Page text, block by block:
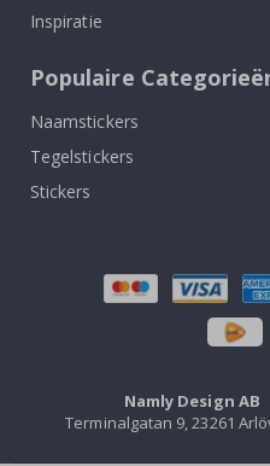
Inspiratie
Populaire
Naamstickers
Tegelstickers
Stickers
Namly Design AB
Terminalgatan 9, 23261